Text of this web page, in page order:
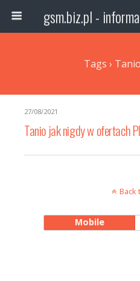
Tags ›
27/08/2021
Tanio jak nigdy w ofertach
Back
Mobile